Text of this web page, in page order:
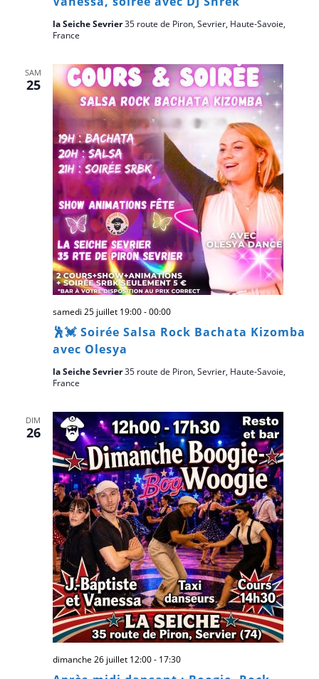
la Seiche Sevrier35 route de Piron, Sevrier, Haute-Savoie,
France
SAM
25
🕺💓 Soirée Salsa Rock Bachata Kizomba
avec Olesya
samedi 25 juillet 19:00-00:00
la Seiche Sevrier35 route de Piron, Sevrier, Haute-Savoie,
France
DIM
26
dimanche 26 juillet 12:00- 17:30